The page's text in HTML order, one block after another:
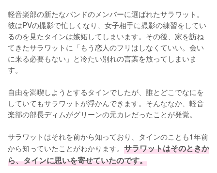
軽音楽部の新たなバンドのメンバーに選ばれたサラワット。
彼はPVの撮影で忙しくなり、女子相手に撮影の練習をしてい
るのを見たタインは嫉妬してしまいます。その後、家を訪ね
てきたサラワットに「もう恋人のフリはしなくていい。会い
に来る必要もない」と冷たい別れの言葉を放ってしまいま
す。
自由を満喫しようとするタインでしたが、誰とどこでなにを
していてもサラワットが浮かんできます。そんななか、軽音
楽部の部長ディムがグリーンの元カレだったことが発覚。
サラワットはそれを前から知っており、タインのことも1年前
から知っていたことがわかります。 サラワットはそのときか
ら、タインに思いを寄せていたのです。